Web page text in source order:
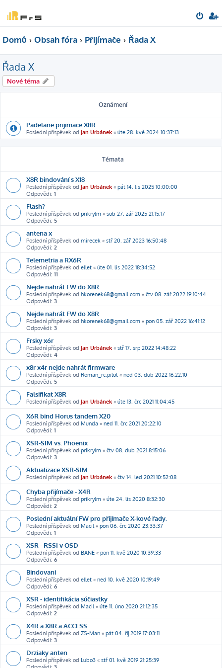
Domů Obsah fóra Přijímače Řada X
Řada X
Nové téma
Oznámení
Padelane prijimace X8R
Poslední příspěvek od Jan Urbánek « úte 28. kvě 2024 10:37:13
Témata
X8R bindování s X18
Poslední příspěvek od Jan Urbánek « pát 14. lis 2025 10:00:00
Odpovědi: 1
Flash?
Poslední příspěvek od prikrylm « sob 27. zář 2025 21:15:17
Odpovědi: 5
antena x
Poslední příspěvek od mirecek « stř 20. zář 2023 16:50:48
Odpovědi: 2
Telemetria a RX6R
Poslední příspěvek od ellet « úte 01. lis 2022 18:34:52
Odpovědi: 11
Nejde nahrát FW do X8R
Poslední příspěvek od hkorenek68@gmail.com « čtv 08. zář 2022 19:10:44
Odpovědi: 3
Nejde nahrát FW do X8R
Poslední příspěvek od hkorenek68@gmail.com « pon 05. zář 2022 16:41:12
Odpovědi: 3
Frsky x6r
Poslední příspěvek od Jan Urbánek « stř 17. srp 2022 14:48:22
Odpovědi: 4
x8r x4r nejde nahrát firmware
Poslední příspěvek od Roman_rc.pilot « ned 03. dub 2022 16:22:10
Odpovědi: 5
Falsifikat X8R
Poslední příspěvek od Jan Urbánek « úte 13. črc 2021 11:04:45
X6R bind Horus tandem X20
Poslední příspěvek od Munda « ned 11. črc 2021 20:22:10
Odpovědi: 1
XSR-SIM vs. Phoenix
Poslední příspěvek od prikrylm « čtv 08. dub 2021 8:15:06
Odpovědi: 3
Aktualizace XSR-SIM
Poslední příspěvek od Jan Urbánek « čtv 14. led 2021 10:52:08
Chyba přijímače - X4R
Poslední příspěvek od prikrylm « úte 24. lis 2020 8:32:30
Odpovědi: 2
Poslední aktuální FW pro přijímače X-kové řady.
Poslední příspěvek od Macil« pon 06. črc 2020 23:33:37
Odpovědi: 1
XSR - RSSI v OSD
Poslední příspěvek od BANE « pon 11. kvě 2020 10:39:33
Odpovědi: 6
Bindovani
Poslední příspěvek od ellet « ned 10. kvě 2020 10:19:49
Odpovědi: 6
XSR - identifikácia súčiastky
Poslední příspěvek od Macil« úte 11. úno 2020 21:12:35
Odpovědi: 2
X4R a X8R a ACCESS
Poslední příspěvek od ZS-Man « pát 04. říj 2019 17:03:11
Odpovědi: 3
Drziaky anten
Poslední příspěvek od Lubo3 « stř 01. kvě 2019 21:25:39